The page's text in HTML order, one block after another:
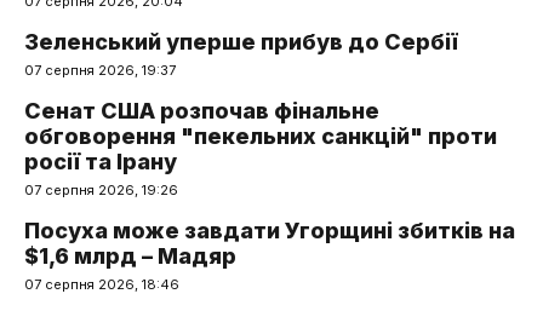
Зеленський уперше прибув до Сербії
07 серпня 2026, 19:37
Сенат США розпочав фінальне
обговорення "пекельних санкцій" проти
росії та Ірану
07 серпня 2026, 19:26
Посуха може завдати Угорщині збитків на
$1,6 млрд – Мадяр
07 серпня 2026, 18:46